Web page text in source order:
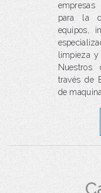
empresas
para la
equipos,
limpieza
Nuestros
través de
de